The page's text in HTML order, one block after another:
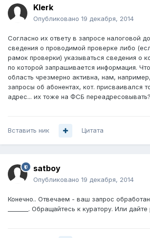
Klerk
Опубликовано 19 декабря, 2014
Согласно их ответу в запросе налоговой
сведения о проводимой проверке либо
рамок проверки) указываться сведения о
по которой запрашивается информация.
область чрезмерно активна, нам,
запросы об абонентах, кот. присваивался
адрес... их тоже на ФСБ
Вставить ник Цитата
satboy
Опубликовано 19 декабря, 2014
Конечно.. Отвечаем - ваш запрос
_______. Обращайтесь к куратору. Или